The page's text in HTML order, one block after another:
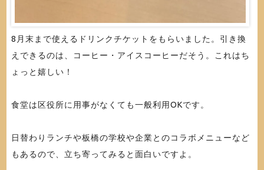
8月末まで使えるドリンクチケットをもらいました。引き換
えできるのは、コーヒー・アイスコーヒーだそう。これはち
ょっと嬉しい！
食堂は区役所に用事がなくても一般利用OKです。
日替わりランチや板橋の学校や企業とのコラボメニューなど
もあるので、立ち寄ってみると面白いですよ。